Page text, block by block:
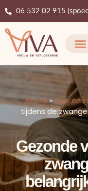
06 532 02 915
Home» Tips en
tijdens de
Gezonde